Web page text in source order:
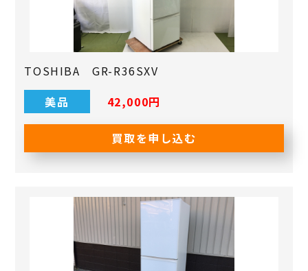
TOSHIBA GR-R36SXV
美品
42,000円
買取を申し込む